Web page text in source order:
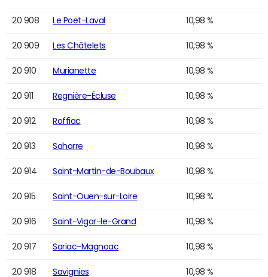
20 908 Le Poët-Laval 10,98 %
20 909 Les Châtelets 10,98 %
20 910 Murianette 10,98 %
20 911 Regnière-Écluse 10,98 %
20 912 Roffiac 10,98 %
20 913 Sahorre 10,98 %
20 914 Saint-Martin-de-Boubaux 10,98 %
20 915 Saint-Ouen-sur-Loire 10,98 %
20 916 Saint-Vigor-le-Grand 10,98 %
20 917 Sariac-Magnoac 10,98 %
20 918 Savignies 10,98 %